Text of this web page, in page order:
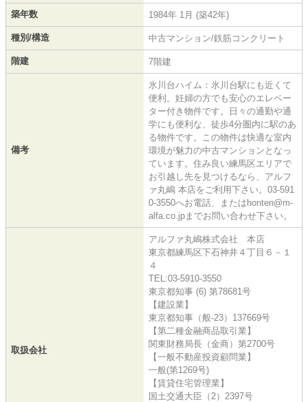
築年数 1984年 1月 (築42年)
種別/構造 中古マンション/鉄筋コンクリート
階建 7階建
備考
氷川台ハイム：氷川台駅にも近くて
便利。妊婦の方でも安心のエレベー
ター付き物件です。日々の通勤や通
学にも便利な、徒歩4分圏内に駅のあ
る物件です。この物件は快適な室内
環境が魅力の中古マンションとなっ
ています。住み良い練馬区エリアで
お引越し先を見つけるなら、アルフ
ァ丸嶋 本店をご利用下さい。03-591
0-3550へお電話、またはhonten@m-
alfa.co.jpまでお問い合わせ下さい。
取扱会社
アルファ丸嶋株式会社 本店
東京都練馬区下石神井４丁目６－１
４
TEL:03-5910-3550
東京都知事 (6) 第78681号
【建設業】
東京都知事（般-23）137669号
【第二種金融商品取引業】
関東財務局長（金商）第2700号
【一般不動産投資顧問業】
一般(第1269号)
【賃貸住宅管理業】
国土交通大臣（2）2397号